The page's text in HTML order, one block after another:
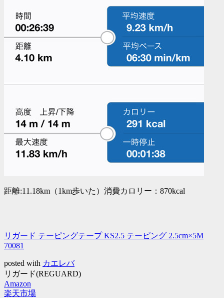
距離:11.18km（1km歩いた）消費カロリー：870kcal
リガード テーピングテープ KS2.5 テーピング 2.5cm×5M
70081
posted with カエレバ
リガード(REGUARD)
Amazon
楽天市場